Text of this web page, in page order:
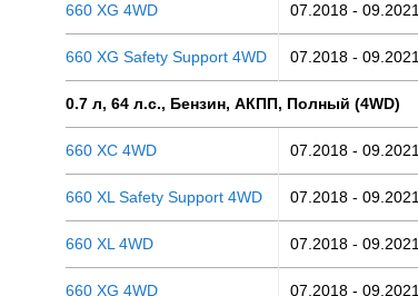
660 XG 4WD 07.2018 - 09.2021
660 XG Safety Support 4WD 07.2018 - 09.2021
0.7 л, 64 л.с., Бензин, АКПП, Полный (4WD)
660 XC 4WD 07.2018 - 09.2021
660 XL Safety Support 4WD 07.2018 - 09.2021
660 XL 4WD 07.2018 - 09.2021
660 XG 4WD 07.2018 - 09.2021